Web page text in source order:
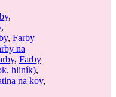
,
,
, Farby
na
, Farby
hliník),
na kov,